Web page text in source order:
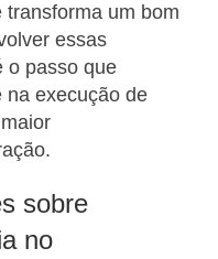
um bom
essas
o passo que
na execução de
sobre
no